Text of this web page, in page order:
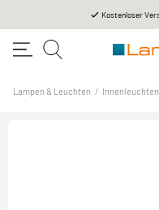
Kostenloser
Lampen & Leuchten / Innenleuchten